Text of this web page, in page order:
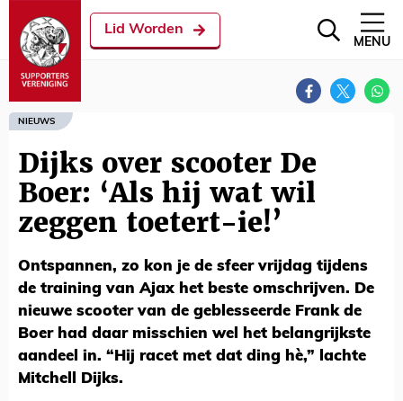
Lid Worden
MENU
NIEUWS
Dijks over scooter De
Boer: ‘Als hij wat wil
zeggen toetert-ie!’
Ontspannen, zo kon je de sfeer vrijdag tijdens
de training van Ajax het beste omschrijven. De
nieuwe scooter van de geblesseerde Frank de
Boer had daar misschien wel het belangrijkste
aandeel in. “Hij racet met dat ding hè,” lachte
Mitchell Dijks.